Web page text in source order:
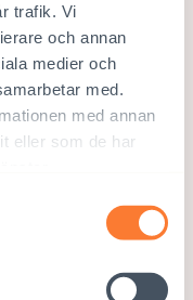
trafik. Vi
och annan
medier och
med.
med annan
eller som de har